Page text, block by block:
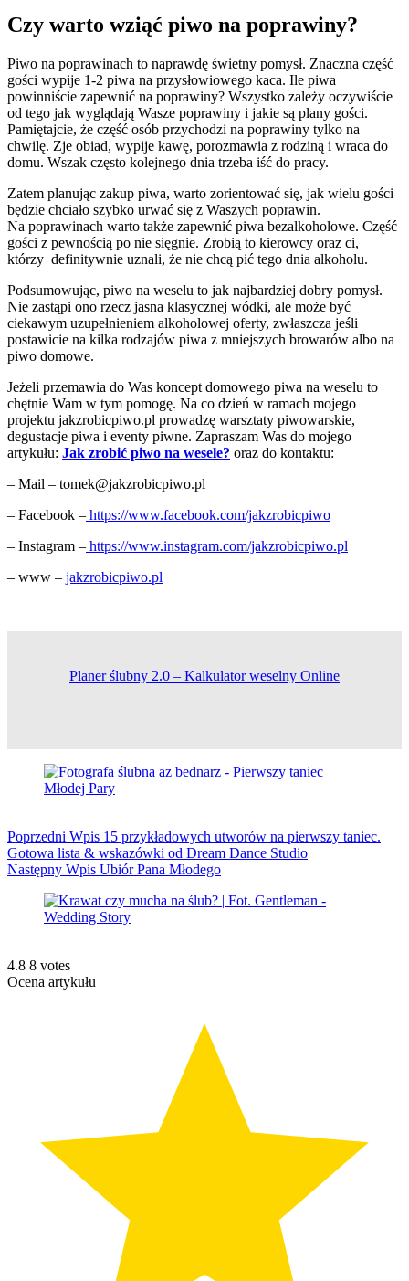
Czy warto wziąć piwo na poprawiny?
Piwo na poprawinach to naprawdę świetny pomysł. Znaczna część
gości wypije 1-2 piwa na przysłowiowego kaca. Ile piwa
powinniście zapewnić na poprawiny? Wszystko zależy oczywiście
od tego jak wyglądają Wasze poprawiny i jakie są plany gości.
Pamiętajcie, że część osób przychodzi na poprawiny tylko na
chwilę. Zje obiad, wypije kawę, porozmawia z rodziną i wraca do
domu. Wszak często kolejnego dnia trzeba iść do pracy.
Zatem planując zakup piwa, warto zorientować się, jak wielu gości
będzie chciało szybko urwać się z Waszych poprawin.
Na poprawinach warto także zapewnić piwa bezalkoholowe. Część
gości z pewnością po nie sięgnie. Zrobią to kierowcy oraz ci,
którzy definitywnie uznali, że nie chcą pić tego dnia alkoholu.
Podsumowując, piwo na weselu to jak najbardziej dobry pomysł.
Nie zastąpi ono rzecz jasna klasycznej wódki, ale może być
ciekawym uzupełnieniem alkoholowej oferty, zwłaszcza jeśli
postawicie na kilka rodzajów piwa z mniejszych browarów albo na
piwo domowe.
Jeżeli przemawia do Was koncept domowego piwa na weselu to
chętnie Wam w tym pomogę. Na co dzień w ramach mojego
projektu jakzrobicpiwo.pl prowadzę warsztaty piwowarskie,
degustacje piwa i eventy piwne. Zapraszam Was do mojego
artykułu: Jak zrobić piwo na wesele? oraz do kontaktu:
– Mail – tomek@jakzrobicpiwo.pl
– Facebook – https://www.facebook.com/jakzrobicpiwo
– Instagram – https://www.instagram.com/jakzrobicpiwo.pl
– www – jakzrobicpiwo.pl
Planer ślubny 2.0 – Kalkulator weselny Online
Poprzedni Wpis 15 przykładowych utworów na pierwszy taniec.
Gotowa lista & wskazówki od Dream Dance Studio
Następny Wpis Ubiór Pana Młodego
4.8 8 votes
Ocena artykułu